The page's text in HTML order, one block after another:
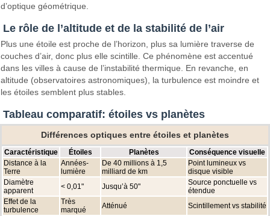
d’optique géométrique.
Le rôle de l’altitude et de la stabilité de l’air
Plus une étoile est proche de l’horizon, plus sa lumière traverse de
couches d’air, donc plus elle scintille. Ce phénomène est accentué
dans les villes à cause de l’instabilité thermique. En revanche, en
altitude (observatoires astronomiques), la turbulence est moindre et
les étoiles semblent plus stables.
Tableau comparatif: étoiles vs planètes
Différences optiques entre étoiles et planètes
Caractéristique Étoiles Planètes
Conséquence visuelle
Distance à la
Terre
Années-
lumière
De 40 millions à 1,5
milliard de km
Point lumineux vs
disque visible
Diamètre
apparent
< 0,01" Jusqu’à 50"
Source ponctuelle vs
étendue
Effet de la
turbulence
Très
marqué
Atténué
Scintillement vs stabilité